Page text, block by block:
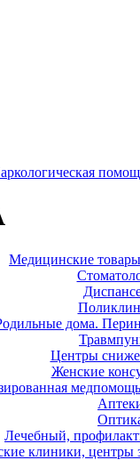
Медицинские
дома.
Центры
Женские
Лечебный,
клиники, центры